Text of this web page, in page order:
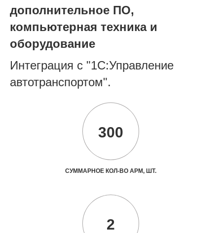
дополнительное ПО,
компьютерная техника и
оборудование
Интеграция с "1С:Управление
автотранспортом".
300
СУММАРНОЕ КОЛ-ВО АРМ, ШТ.
2